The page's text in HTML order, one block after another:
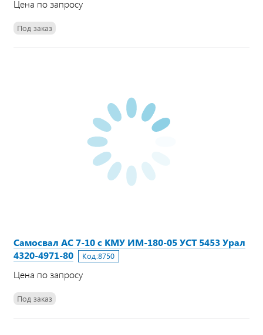
Цена по запросу
Под заказ
Самосвал АС 7-10 с КМУ ИМ-180-05 УСТ 5453 Урал
4320-4971-80
Код:8750
Цена по запросу
Под заказ